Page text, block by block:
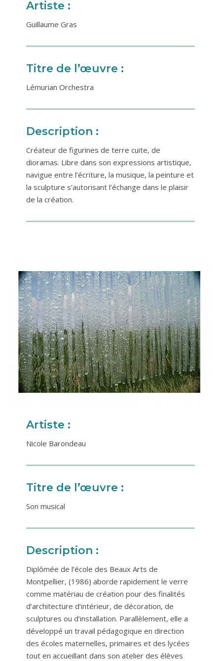
Artiste :
Guillaume Gras
Titre de l’œuvre :
Lémurian Orchestra
Description :
Créateur de figurines de terre cuite, de
dioramas. Libre dans son expressions artistique,
navigue entre l’écriture, la musique, la peinture et
la sculpture s’autorisant l’échange dans le plaisir
de la création.
Artiste :
Nicole Barondeau
Titre de l’œuvre :
Son musical
Description :
Diplômée de l’école des Beaux Arts de
Montpellier, (1986) aborde rapidement le verre
comme matériau de création pour des finalités
d’architecture d’intérieur, de décoration, de
sculptures ou d’installation. Parallèlement, elle a
développé un travail pédagogique en direction
des écoles maternelles, primaires et des lycées
tout en accueillant dans son atelier des élèves